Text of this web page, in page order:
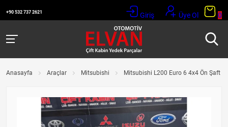
+90 532 737 2621 Giriş Üye Ol 0
Anasayfa Araçlar Mitsubishi Mitsubishi L200 Euro 6 4x4 Ön Şaft